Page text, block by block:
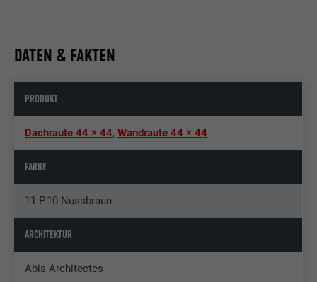
DATEN & FAKTEN
PRODUKT
Dachraute 44 × 44,Wandraute 44 × 44
FARBE
11 P.10 Nussbraun
ARCHITEKTUR
Abis Architectes